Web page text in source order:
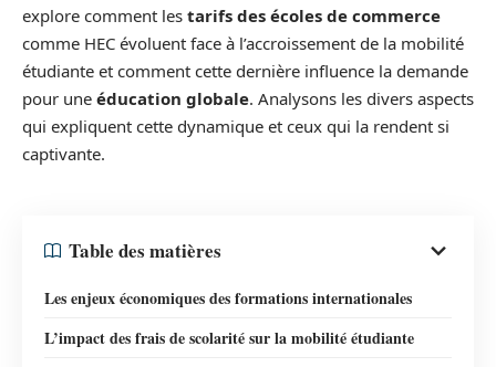
explore comment les tarifs des écoles de commerce
comme HEC évoluent face à l’accroissement de la mobilité
étudiante et comment cette dernière influence la demande
pour une éducation globale. Analysons les divers aspects
qui expliquent cette dynamique et ceux qui la rendent si
captivante.
Table des matières
Les enjeux économiques des formations internationales
L’impact des frais de scolarité sur la mobilité étudiante